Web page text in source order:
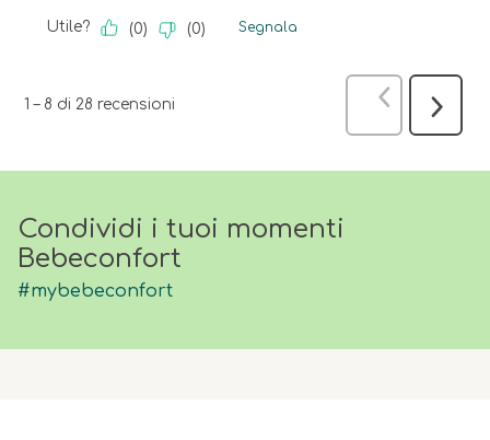
Condividi i tuoi momenti
Bebeconfort
#mybebeconfort
Utile? (0) (0) Segnala
1 – 8 di 28 recensioni Precedente